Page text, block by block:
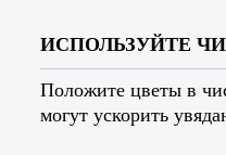
ИСПОЛЬЗУЙТЕ
Положите цветы в
могут ускорить